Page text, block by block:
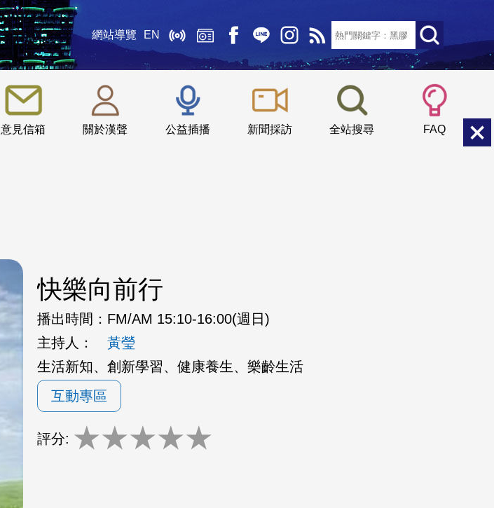
網站導覽 EN
意見信箱 關於漢聲 公益插播 新聞採訪 全站搜尋 FAQ
::: 小 中
快樂向前行
播出時間： FM/AM 15:10-16:00(週日)
主持人：
黃瑩
生活新知、創新學習、健康養生、樂齡生活
互動專區
評分: ★★★★★